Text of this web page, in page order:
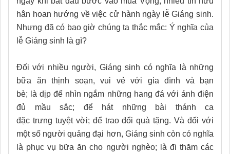
hân hoan hướng về việc cử hành ngày lễ Giáng sinh.
Nhưng đã có bao giờ chúng ta thắc mắc: Ý nghĩa của
lễ Giáng sinh là gì?
Đối với nhiều người, Giáng sinh có nghĩa là những
bữa ăn thịnh soạn, vui vẻ với gia đình và bạn
bè; là dịp để nhìn ngắm những hang đá với ánh điện
đủ mầu sắc; để
hát những bài thánh ca
đặc trưng tuyệtvời; để trao đổi quà tặng. Và đối với
một số người quảng đại hơn, Giáng sinh còn có nghĩa
là phục vụ bữa ăn cho người nghèo; là đi thămcác